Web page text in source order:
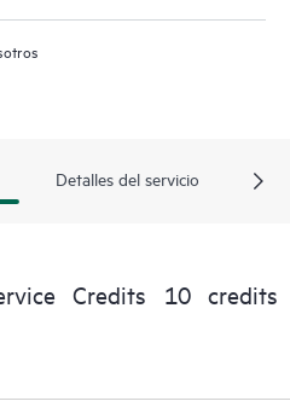
Detalles del servicio
Credits 10 credits